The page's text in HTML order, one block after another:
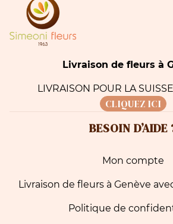
Livraison de fleurs à
LIVRAISON POUR LA
CLIQUEZ ICI
BESOIN D’AIDE
Mon compte
Livraison de fleurs à Genève
Politique de